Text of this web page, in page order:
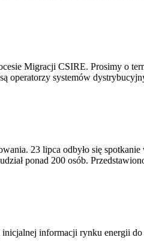
Migracji CSIRE. Prosimy o
operatorzy systemów
23 lipca odbyło się
ponad 200 osób.
informacji rynku energii